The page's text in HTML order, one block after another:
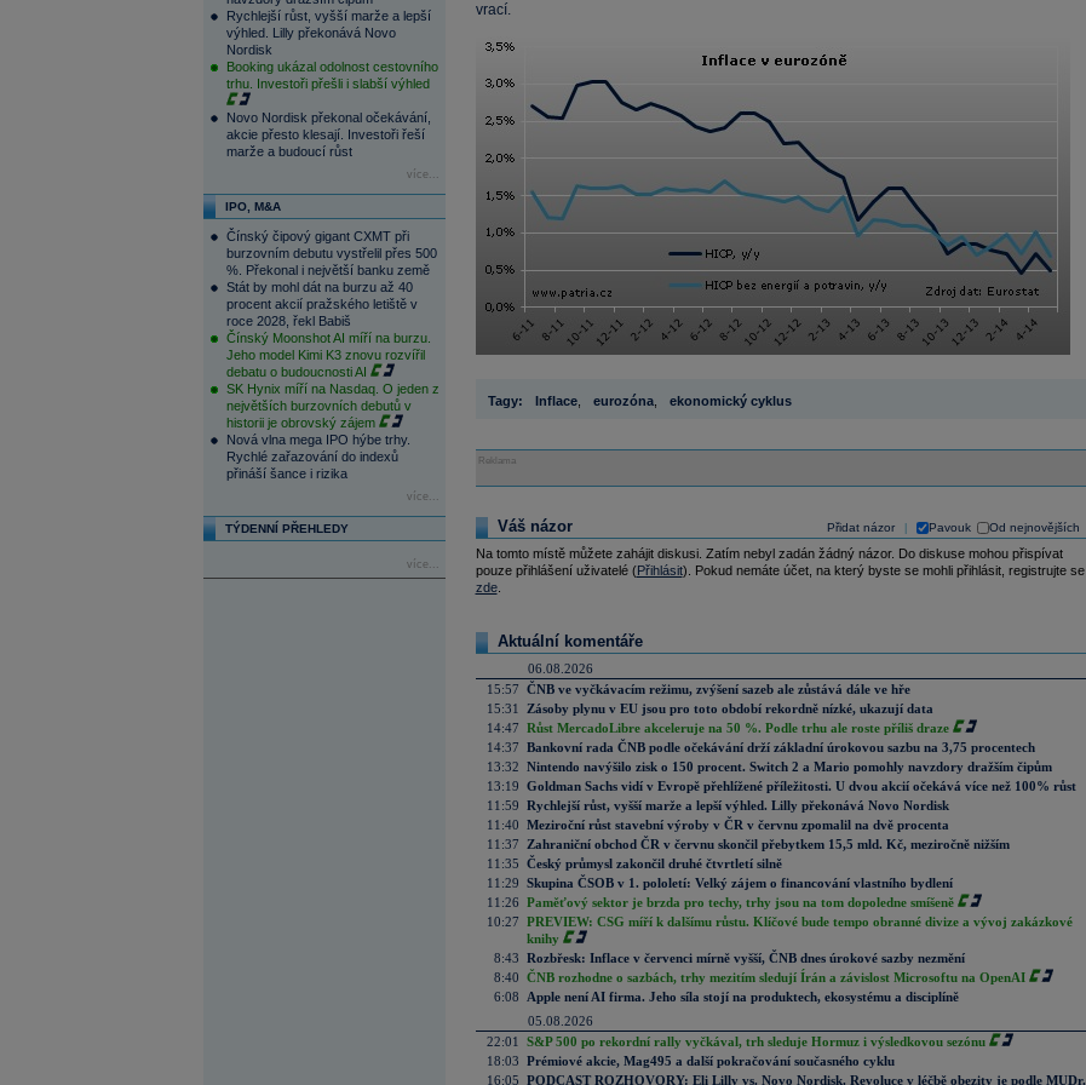
Rychlejší růst, vyšší marže a lepší
výhled. Lilly překonává Novo
Nordisk
Booking ukázal odolnost cestovního
trhu. Investoři přešli i slabší výhled
Novo Nordisk překonal očekávání,
akcie přesto klesají. Investoři řeší
marže a budoucí růst
více...
IPO, M&A
Čínský čipový gigant CXMT při
burzovním debutu vystřelil přes 500
%. Překonal i největší banku země
Stát by mohl dát na burzu až 40
procent akcií pražského letiště v
roce 2028, řekl Babiš
Čínský Moonshot AI míří na burzu.
Jeho model Kimi K3 znovu rozvířil
debatu o budoucnosti AI
SK Hynix míří na Nasdaq. O jeden z
největších burzovních debutů v
historii je obrovský zájem
Nová vlna mega IPO hýbe trhy.
Rychlé zařazování do indexů
přináší šance i rizika
více...
TÝDENNÍ PŘEHLEDY
více...
vrací.
Tagy: Inflace, eurozóna, ekonomický cyklus
Reklama
Přidat názor Pavouk Od nejnovějších
Váš názor
Na tomto místě můžete zahájit diskusi. Zatím nebyl zadán žádný názor. Do diskuse mohou přispívat
pouze přihlášení uživatelé (Přihlásit). Pokud nemáte účet, na který byste se mohli přihlásit, registrujte se
zde.
Aktuální komentáře
06.08.2026
15:57 ČNB ve vyčkávacím režimu, zvýšení sazeb ale zůstává dále ve hře
15:31
Zásoby plynu v EU jsou pro toto období rekordně nízké, ukazují data
14:47 Růst MercadoLibre akceleruje na 50 %. Podle trhu ale roste příliš draze
14:37 Bankovní rada ČNB podle očekávání drží základní úrokovou sazbu na 3,75 procentech
13:32 Nintendo navýšilo zisk o 150 procent. Switch 2 a Mario pomohly navzdory dražším čipům
13:19 Goldman Sachs vidí v Evropě přehlížené příležitosti. U dvou akcií očekává více než 100% růst
11:59 Rychlejší růst, vyšší marže a lepší výhled. Lilly překonává Novo Nordisk
11:40 Meziroční růst stavební výroby v ČR v červnu zpomalil na dvě procenta
11:37
Zahraniční obchod ČR v červnu skončil přebytkem 15,5 mld. Kč, meziročně nižším
11:35 Český průmysl zakončil druhé čtvrtletí silně
11:29 Skupina ČSOB v 1. pololetí: Velký zájem o financování vlastního bydlení
11:26 Paměťový sektor je brzda pro techy, trhy jsou na tom dopoledne smíšeně
10:27 PREVIEW: CSG míří k dalšímu růstu. Klíčové bude tempo obranné divize a vývoj zakázkové
knihy
8:43 Rozbřesk: Inflace v červenci mírně vyšší, ČNB dnes úrokové sazby nezmění
8:40 ČNB rozhodne o sazbách, trhy mezitím sledují Írán a závislost Microsoftu na OpenAI
6:08
Apple není AI firma. Jeho síla stojí na produktech, ekosystému a disciplíně
05.08.2026
22:01
S&P 500 po rekordní rally vyčkával, trh sleduje Hormuz i výsledkovou sezónu
18:03 Prémiové akcie, Mag495 a další pokračování současného cyklu
16:05 PODCAST ROZHOVORY: Eli Lilly vs. Novo Nordisk. Revoluce v léčbě obezity je podle MUDr.